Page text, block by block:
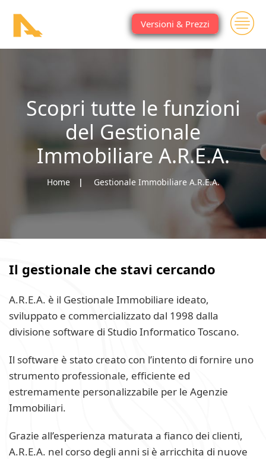
Versioni & Prezzi
Scopri tutte le funzioni
del Gestionale
Immobiliare A.R.E.A.
Home Gestionale Immobiliare A.R.E.A.
Il gestionale che stavi cercando
A.R.E.A. è il Gestionale Immobiliare ideato,
sviluppato e commercializzato dal 1998 dalla
divisione software di Studio Informatico Toscano.
Il software è stato creato con l’intento di fornire uno
strumento professionale, efficiente ed
estremamente personalizzabile per le Agenzie
Immobiliari.
Grazie all’esperienza maturata a fianco dei clienti,
A.R.E.A. nel corso degli anni si è arricchita di nuove